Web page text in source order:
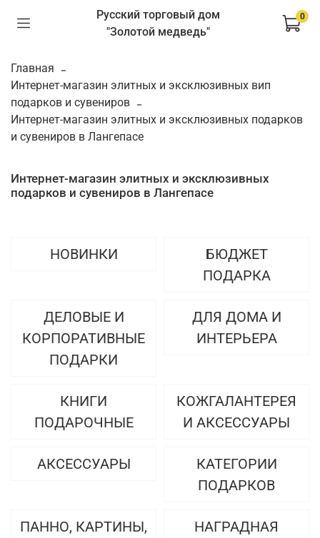
Русский торговый дом
"Золотой медведь"
0
Главная
Интернет-магазин элитных и эксклюзивных вип
подарков и сувениров
Интернет-магазин элитных и эксклюзивных подарков
и сувениров в Лангепасе
Интернет-магазин элитных и эксклюзивных
подарков и сувениров в Лангепасе
НОВИНКИ
БЮДЖЕТ
ПОДАРКА
ДЕЛОВЫЕ И
КОРПОРАТИВНЫЕ
ПОДАРКИ
ДЛЯ ДОМА И
ИНТЕРЬЕРА
КНИГИ
ПОДАРОЧНЫЕ
КОЖГАЛАНТЕРЕЯ
И АКСЕССУАРЫ
АКСЕССУАРЫ
КАТЕГОРИИ
ПОДАРКОВ
ПАННО, КАРТИНЫ,
НАГРАДНАЯ